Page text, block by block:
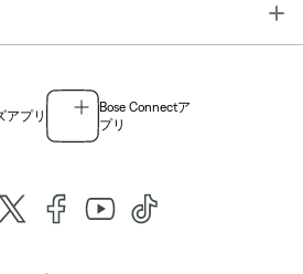
アプリ
Bose Connectア
プリ